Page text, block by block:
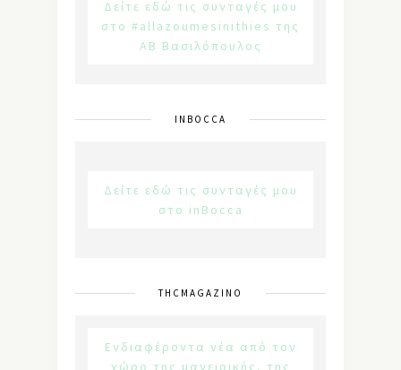
Δείτε εδώ τις συνταγές μου
στο #allazoumesinithies της
ΑΒ Βασιλόπουλος
INBOCCA
Δείτε εδώ τις συνταγές μου
στο inBocca
THCMAGAZINO
Ενδιαφέροντα νέα από τον
χώρο της μαγειρικής, της